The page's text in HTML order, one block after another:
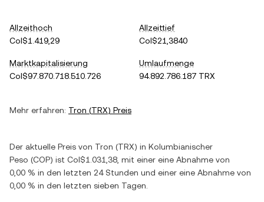
Allzeithoch
Col$1.419,29
Allzeittief
Col$21,3840
Marktkapitalisierung
Col$97.870.718.510.726
Umlaufmenge
94.892.786.187 TRX
Mehr erfahren: Tron (TRX) Preis
Der aktuelle Preis von Tron (TRX) in Kolumbianischer
Peso (COP) ist Col$1.031,38 , mit einer eine Abnahme von
0,00 % in den letzten 24 Stunden und einer eine Abnahme von
0,00 % in den letzten sieben Tagen.